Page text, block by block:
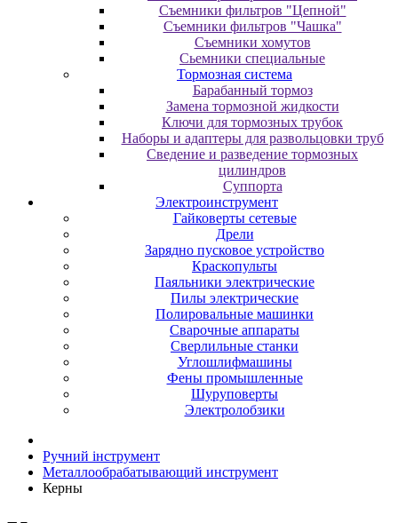
Съемники фильтров "Цепной"
Съемники фильтров "Чашка"
Съемники хомутов
Сьемники специальные
Тормозная система
Барабанный тормоз
Замена тормозной жидкости
Ключи для тормозных трубок
Наборы и адаптеры для развольцовки труб
Сведение и разведение тормозных
цилиндров
Суппорта
Электроинструмент
Гайковерты сетевые
Дрели
Зарядно пусковое устройство
Краскопульты
Паяльники электрические
Пилы электрические
Полировальные машинки
Сварочные аппараты
Сверлильные станки
Углошлифмашины
Фены промышленные
Шуруповерты
Электролобзики
Ручний інструмент
Металлообрабатывающий инструмент
Керны